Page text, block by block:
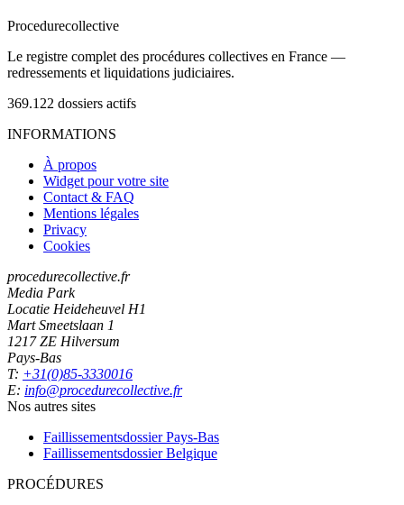
Procedurecollective
Le registre complet des procédures collectives en France —
redressements et liquidations judiciaires.
369.122 dossiers actifs
INFORMATIONS
À propos
Widget pour votre site
Contact & FAQ
Mentions légales
Privacy
Cookies
procedurecollective.fr
Media Park
Locatie Heideheuvel H1
Mart Smeetslaan 1
1217 ZE Hilversum
Pays-Bas
T: +31(0)85-3330016
E: info@procedurecollective.fr
Nos autres sites
Faillissementsdossier Pays-Bas
Faillissementsdossier Belgique
PROCÉDURES